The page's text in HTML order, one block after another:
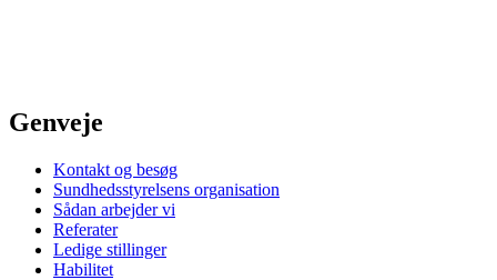
Genveje
Kontakt og besøg
Sundhedsstyrelsens organisation
Sådan arbejder vi
Referater
Ledige stillinger
Habilitet